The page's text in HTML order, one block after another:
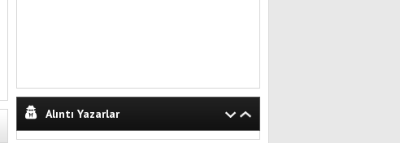
Alıntı Yazarlar